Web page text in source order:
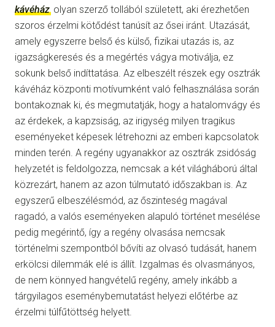
kávéház olyan szerző tollából született, aki érezhetően
szoros érzelmi kötődést tanúsít az ősei iránt. Utazását,
amely egyszerre belső és külső, fizikai utazás is, az
igazságkeresés és a megértés vágya motiválja, ez
sokunk belső indíttatása. Az elbeszélt részek egy osztrák
kávéház központi motívumként való felhasználása során
bontakoznak ki, és megmutatják, hogy a hatalomvágy és
az érdekek, a kapzsiság, az irigység milyen tragikus
eseményeket képesek létrehozni az emberi kapcsolatok
minden terén. A regény ugyanakkor az osztrák zsidóság
helyzetét is feldolgozza, nemcsak a két világháború által
közrezárt, hanem az azon túlmutató időszakban is. Az
egyszerű elbeszélésmód, az őszinteség magával
ragadó, a valós eseményeken alapuló történet mesélése
pedig megérintő, így a regény olvasása nemcsak
történelmi szempontból bővíti az olvasó tudását, hanem
erkölcsi dilemmák elé is állít. Izgalmas és olvasmányos,
de nem könnyed hangvételű regény, amely inkább a
tárgyilagos eseménybemutatást helyezi előtérbe az
érzelmi túlfűtöttség helyett.